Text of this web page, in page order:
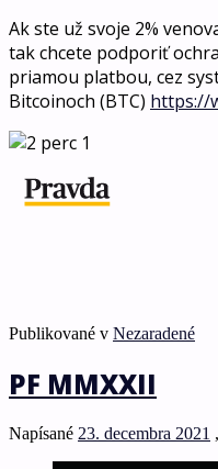
Ak ste už svoje 2%
tak chcete podporiť
priamou platbou, cez
Bitcoinoch (BTC) https://
Publikované v Nezaradené
PF MMXXII
Napísané 23. decembra 2021